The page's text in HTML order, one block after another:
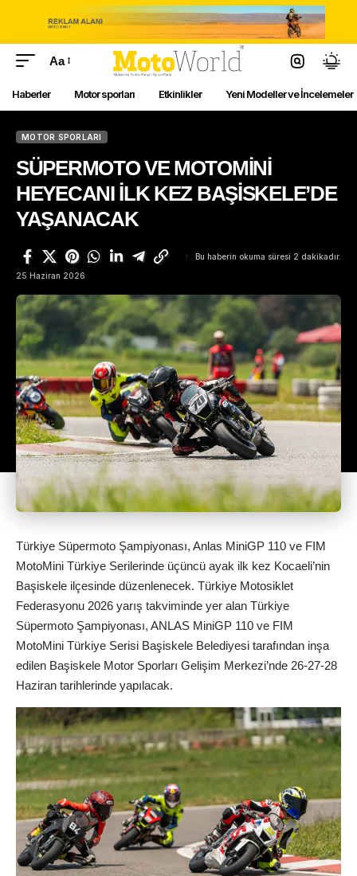
Aa
Haberler Motor sporları Etkinlikler Yeni Modeller ve İncelemeler
MOTOR SPORLARI
SÜPERMOTO VE MOTOMİNİ
HEYECANI İLK KEZ BAŞİSKELE’DE
YAŞANACAK
25 Haziran 2026
Bu haberin okuma süresi 2 dakikadır.
Türkiye Süpermoto Şampiyonası, Anlas MiniGP 110 ve FIM
MotoMini Türkiye Serilerinde üçüncü ayak ilk kez Kocaeli’nin
Başiskele ilçesinde düzenlenecek. Türkiye Motosiklet
Federasyonu 2026 yarış takviminde yer alan Türkiye
Süpermoto Şampiyonası, ANLAS MiniGP 110 ve FIM
MotoMini Türkiye Serisi Başiskele Belediyesi tarafından inşa
edilen Başiskele Motor Sporları Gelişim Merkezi’nde 26-27-28
Haziran tarihlerinde yapılacak.